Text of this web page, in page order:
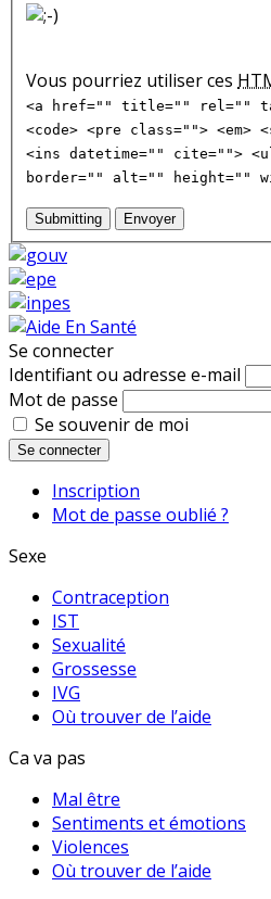
Vous pourriez utiliser ces
<a href="" title="" rel=""
<code> <pre class="">
<ins datetime="" cite="">
border="" alt="" height=""
Submitting Envoyer
Se connecter
Identifiant ou adresse e-mail
Mot de passe
Se souvenir de moi
Se connecter
Inscription
Mot de passe oublié ?
Sexe
Contraception
IST
Sexualité
Grossesse
IVG
Où trouver de l’aide
Ca va pas
Mal être
Sentiments et émotions
Violences
Où trouver de l’aide